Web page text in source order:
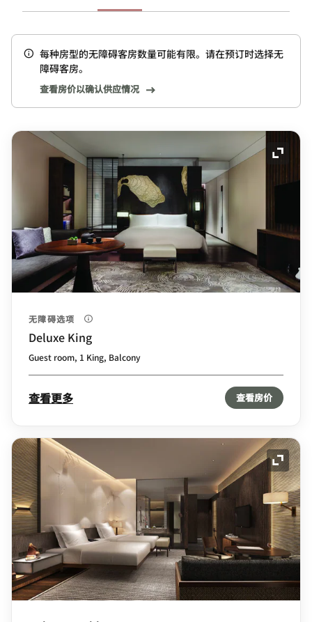
每种房型的无障碍客房数量可能有限。请在预订时选择无
障碍客房。
查看房价以确认供应情况
展开
无障碍选项
Deluxe King
Guest room, 1 King, Balcony
查看更多 查看房价
展开